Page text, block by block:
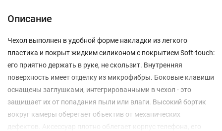
Описание
Чехол выполнен в удобной форме накладки из легкого
пластика и покрыт жидким силиконом с покрытием Soft-touch:
его приятно держать в руке, не скользит. Внутренняя
поверхность имеет отделку из микрофибры. Боковые клавиши
оснащены заглушками, интегрированными в чехол - это
защищает их от попадания пыли или влаги. Высокий бортик
вокруг камеры оберегает объектив от механических
дефектов. Аксессуар плотно облегает корпус телефона, его